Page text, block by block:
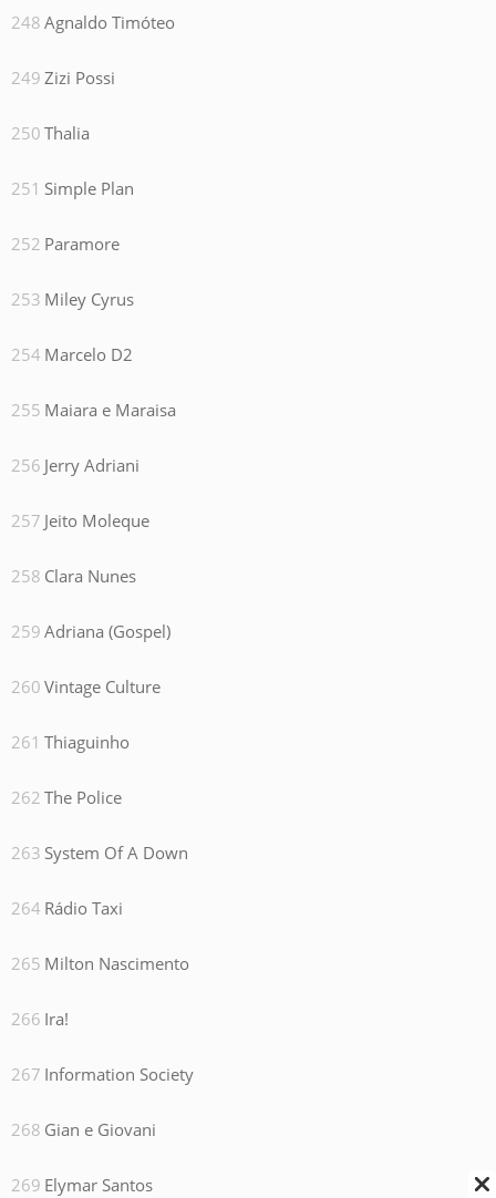
Agnaldo Timóteo
Zizi Possi
Thalia
Simple Plan
Paramore
Miley Cyrus
Marcelo D2
Maiara e Maraisa
Jerry Adriani
Jeito Moleque
Clara Nunes
Adriana (Gospel)
Vintage Culture
Thiaguinho
The Police
System Of A Down
Rádio Taxi
Milton Nascimento
Ira!
Information Society
Gian e Giovani
Elymar Santos